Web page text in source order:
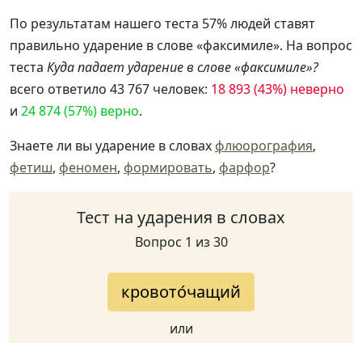
По результатам нашего теста 57% людей ставят
правильно ударение в слове «факсимиле». На вопрос
теста Куда падает ударение в слове «факсимиле»?
всего ответило 43 767 человек: 18 893 (43%) неверно
и 24 874 (57%) верно.
Знаете ли вы ударение в словах флюорография,
фетиш, феномен, формировать, фарфор?
Тест на ударения в словах
Вопрос 1 из 30
кровото́чащий
или